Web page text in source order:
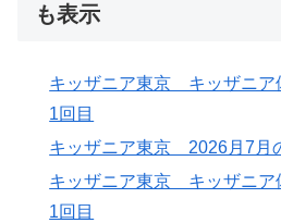
も表示
キッザニア東京 キッザニ
1回目
キッザニア東京 2026月7月
キッザニア東京 キッザニ
1回目